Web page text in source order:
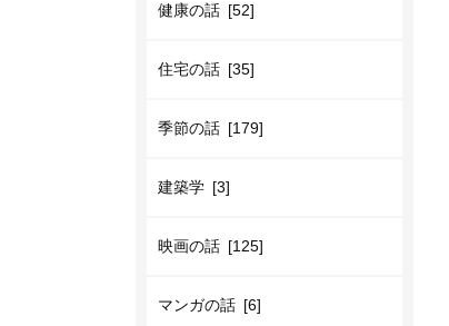
健康の話 [52]
住宅の話 [35]
季節の話 [179]
建築学 [3]
映画の話 [125]
マンガの話 [6]